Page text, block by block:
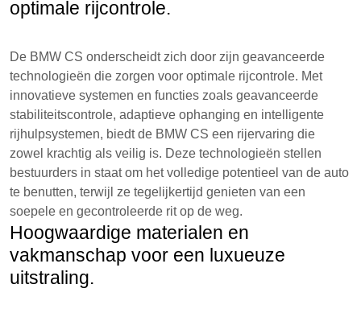
optimale rijcontrole.
De BMW CS onderscheidt zich door zijn geavanceerde
technologieën die zorgen voor optimale rijcontrole. Met
innovatieve systemen en functies zoals geavanceerde
stabiliteitscontrole, adaptieve ophanging en intelligente
rijhulpsystemen, biedt de BMW CS een rijervaring die
zowel krachtig als veilig is. Deze technologieën stellen
bestuurders in staat om het volledige potentieel van de auto
te benutten, terwijl ze tegelijkertijd genieten van een
soepele en gecontroleerde rit op de weg.
Hoogwaardige materialen en
vakmanschap voor een luxueuze
uitstraling.